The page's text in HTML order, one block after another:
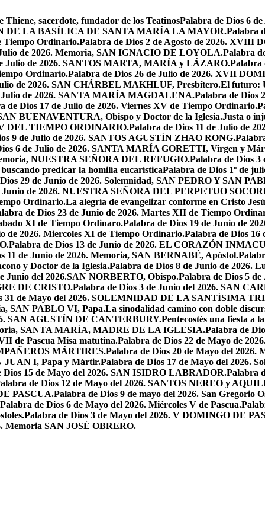
Thiene, sacerdote, fundador de los TeatinosPalabra de Dios 6
DE LA BASÍLICA DE SANTA MARÍA LA MAYOR.Palabra
Tiempo Ordinario.Palabra de Dios 2 de Agosto de 2026.
de 2026. Memoria, SAN IGNACIO DE LOYOLA.Palabra
Julio de 2026. SANTOS MARTA, MARÍA y LÁZARO.Palabra
Ordinario.Palabra de Dios 26 de Julio de 2026. XVII
de 2026. SAN CHÁRBEL MAKHLUF, Presbítero.El futuro:
Julio de 2026. SANTA MARÍA MAGDALENA.Palabra de Dios
de Dios 17 de Julio de 2026. Viernes XV de Tiempo Ordinario.
BUENAVENTURA, Obispo y Doctor de la Iglesia.Justa o
DEL TIEMPO ORDINARIO.Palabra de Dios 11 de Julio de
9 de Julio de 2026. SANTOS AGUSTÍN ZHAO RONG.
6 de Julio de 2026. SANTA MARÍA GORETTI, Virgen y
NUESTRA SEÑORA DEL REFUGIO.Palabra de Dios 3
predicar la homilía eucarísticaPalabra de Dios 1º de
29 de Junio de 2026. Solemnidad, SAN PEDRO Y SAN
Junio de 2026. NUESTRA SEÑORA DEL PERPETUO
Ordinario.La alegría de evangelizar conforme en Cristo
de Dios 23 de Junio de 2026. Martes XII de Tiempo
XI de Tiempo Ordinaro.Palabra de Dios 19 de Junio de
de 2026. Miercoles XI de Tiempo Ordinario.Palabra de Dios 16
Palabra de Dios 13 de Junio de 2026. EL CORAZÓN
11 de Junio de 2026. Memoria, SAN BERNABÉ, Apóstol.
y Doctor de la Iglesia.Palabra de Dios 8 de Junio de 2026.
Junio del 2026.SAN NORBERTO, Obispo.Palabra de Dios 5
DE CRISTO.Palabra de Dios 3 de Junio del 2026. SAN
31 de Mayo del 2026. SOLEMNIDAD DE LA SANTÍSIMA
SAN PABLO VI, Papa.La sinodalidad camino con doble
SAN AGUSTÍN DE CANTERBURY.Pentecostés una fiesta a
SANTA MARÍA, MADRE DE LA IGLESIA.Palabra de
de Pascua Misa matutina.Palabra de Dios 22 de Mayo de
MÁRTIRES.Palabra de Dios 20 de Mayo del 2026.
JUAN I, Papa y Mártir.Palabra de Dios 17 de Mayo del 2026.
Dios 15 de Mayo del 2026. SAN ISIDRO LABRADOR.Palabra
de Dios 12 de Mayo del 2026. SANTOS NEREO y
PASCUA.Palabra de Dios 9 de mayo del 2026. San Gregorio
Palabra de Dios 6 de Mayo del 2026. Miércoles V de Pascua.
Palabra de Dios 3 de Mayo del 2026. V DOMINGO DE
Memoria SAN JOSÉ OBRERO.